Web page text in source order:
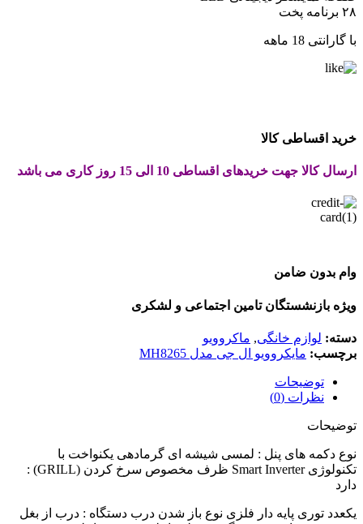
۲۸ برنامه پخت
با گارانتی 18 ماهه
خرید اقساطی کالا
ارسال کالا جهت خریدهای اقساطی 10 الی 15 روز کاری می باشد
وام بدون ضامن
ویژه بازنشستگان تامین اجتماعی و لشکری
دسته: لوازم خانگی, ماکروویو
برچسب: مایکروویو ال جی مدل MH8265
توضیحات
نظرات (0)
توضیحات
نوع دکمه های پنل : لمسی شیشه ای گرمادهی یکنواخت با
تکنولوژی Smart Inverter ظرف مخصوص سرخ کردن (GRILL) :
دارد
یکعدد توری پایه دار فلزی نوع باز شدن درب دستگاه : درب از بغل